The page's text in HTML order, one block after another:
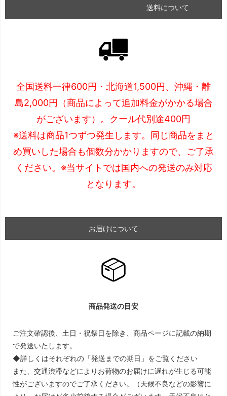
送料について
全国送料一律600円・北海道1,500円、沖縄・離
島2,000円（商品によって追加料金がかかる場合
がございます）。クール代別途400円
※送料は商品1つずつ発生します。同じ商品をまと
め買いした場合も個数分かかりますので、ご了承
ください。※当サイトでは国内への発送のみ対応
となります。
お届けについて
商品発送の目安
ご注文確認後、土日・祝祭日を除き、商品ページに記載の納期
で発送いたします。
◆詳しくはそれぞれの「発送までの期日」をご覧ください
また、交通渋滞などによりお荷物のお届けに遅れが生じる可能
性がございますのでご了承ください。（天候不良などの影響に